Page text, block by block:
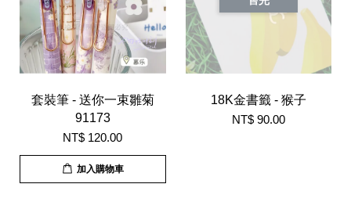
套裝筆 - 送你一束雛菊
91173
NT$ 120.00
加入購物車
18K金書籤 - 猴子
NT$ 90.00